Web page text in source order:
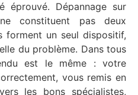
éprouvé. Dépannage sur
constituent pas deux
forment un seul dispositif,
du problème. Dans tous
est le même : votre
vous remis en
les bons spécialistes,